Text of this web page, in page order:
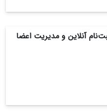
آنلاین و مدیریت اعضا